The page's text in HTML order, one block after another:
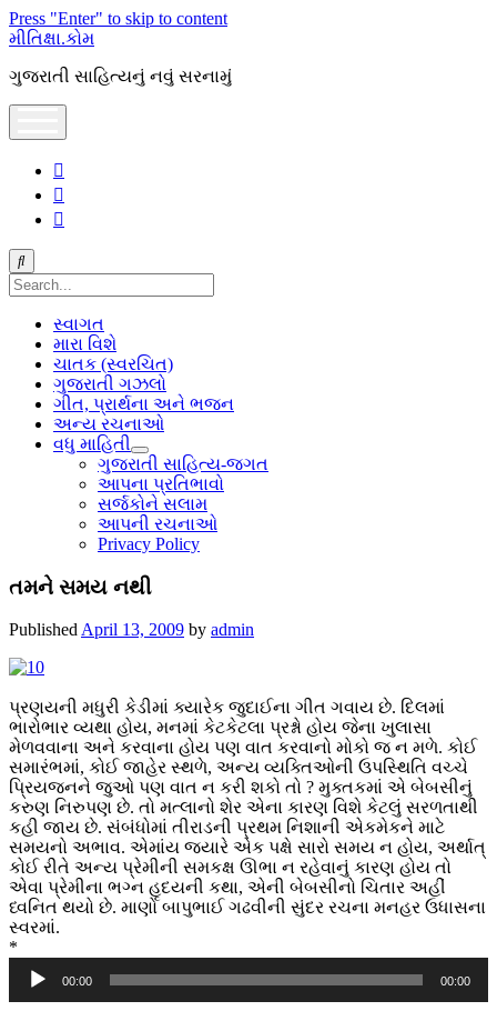
Press "Enter" to skip to content
મીતિક્ષા.કોમ
ગુજરાતી સાહિત્યનું નવું સરનામું
Search
સ્વાગત
મારા વિશે
ચાતક (સ્વરચિત)
ગુજરાતી ગઝલો
ગીત, પ્રાર્થના અને ભજન
અન્ય રચનાઓ
વધુ માહિતી
open
dropdown
menu
ગુજરાતી સાહિત્ય-જગત
આપના પ્રતિભાવો
સર્જકોને સલામ
આપની રચનાઓ
Privacy Policy
તમને સમય નથી
PublishedApril 13, 2009 by admin
પ્રણયની મધુરી કેડીમાં ક્યારેક જુદાઈના ગીત ગવાય છે. દિલમાં
ભારોભાર વ્યથા હોય, મનમાં કેટકેટલા પ્રશ્નો હોય જેના ખુલાસા
મેળવવાના અને કરવાના હોય પણ વાત કરવાનો મોકો જ ન મળે. કોઈ
સમારંભમાં, કોઈ જાહેર સ્થળે, અન્ય વ્યક્તિઓની ઉપસ્થિતિ વચ્ચે
પ્રિયજનને જુઓ પણ વાત ન કરી શકો તો ? મુક્તકમાં એ બેબસીનું
કરુણ નિરુપણ છે. તો મત્લાનો શેર એના કારણ વિશે કેટલું સરળતાથી
કહી જાય છે. સંબંધોમાં તીરાડની પ્રથમ નિશાની એકમેકને માટે
સમયનો અભાવ. એમાંય જ્યારે એક પક્ષે સારો સમય ન હોય, અર્થાત્
કોઈ રીતે અન્ય પ્રેમીની સમકક્ષ ઊભા ન રહેવાનું કારણ હોય તો
એવા પ્રેમીના ભગ્ન હૃદયની કથા, એની બેબસીનો ચિતાર અહીં
ધ્વનિત થયો છે. માણો બાપુભાઈ ગઢવીની સુંદર રચના મનહર ઉધાસના
સ્વરમાં.
*
Audio
Player
00:00 00:00